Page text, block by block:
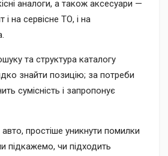
аналоги, а також аксесуари —
на сервісне ТО, і на
та структура каталогу
знайти позицію; за потреби
сумісність і запропонує
простіше уникнути помилки
підкажемо, чи підходить